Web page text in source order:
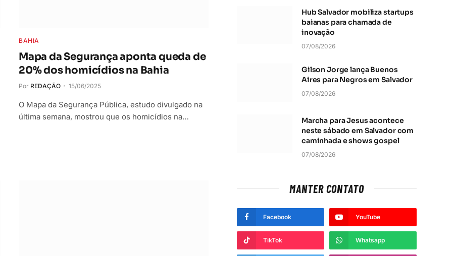
BAHIA
Mapa da Segurança aponta queda de
20% dos homicídios na Bahia
Por REDAÇÃO 15/06/2025
O Mapa da Segurança Pública, estudo divulgado na
última semana, mostrou que os homicídios na…
Hub Salvador mobiliza startups
baianas para chamada de
inovação
07/08/2026
Gilson Jorge lança Buenos
Aires para Negros em Salvador
07/08/2026
Marcha para Jesus acontece
neste sábado em Salvador com
caminhada e shows gospel
07/08/2026
MANTER CONTATO
Facebook YouTube
TikTok Whatsapp